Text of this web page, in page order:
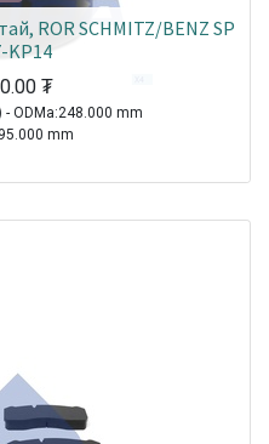
ROR SCHMITZ/BENZ SP
KP14
₮
ODMa:248.000 mm
mm
Axle Series|1970-2021
Axle|1970-2021
MP2/MP3|2002-2021